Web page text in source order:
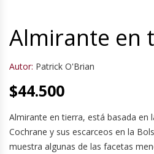
Almirante en
Autor: Patrick O'Brian
$44.500
Almirante en tierra, está basada en
Cochrane y sus escarceos en la
muestra algunas de las facetas